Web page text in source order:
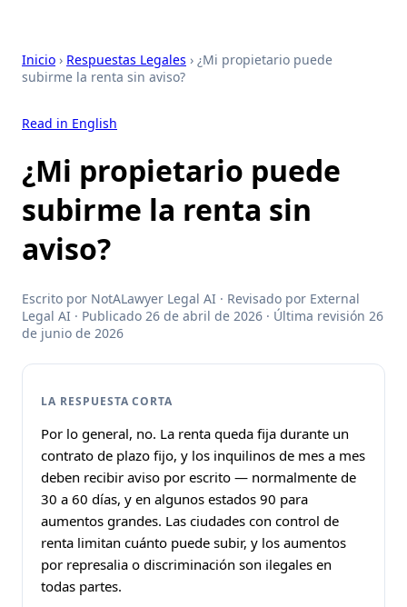
Inicio › Respuestas Legales › ¿Mi propietario puede
subirme la renta sin aviso?
Read in English
¿Mi propietario puede
subirme la renta sin
aviso?
Escrito por NotALawyer Legal AI · Revisado por External
Legal AI · Publicado 26 de abril de 2026 · Última revisión 26
de junio de 2026
LA RESPUESTA CORTA
Por lo general, no. La renta queda fija durante un
contrato de plazo fijo, y los inquilinos de mes a mes
deben recibir aviso por escrito — normalmente de
30 a 60 días, y en algunos estados 90 para
aumentos grandes. Las ciudades con control de
renta limitan cuánto puede subir, y los aumentos
por represalia o discriminación son ilegales en
todas partes.